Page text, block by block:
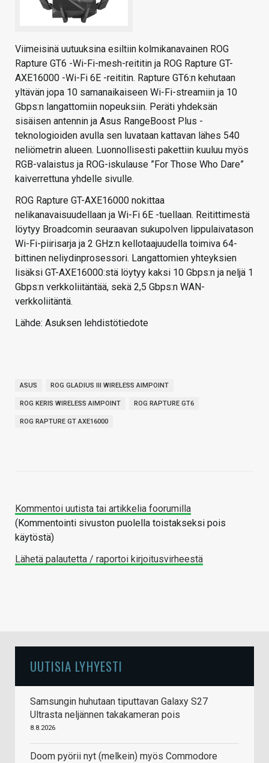
Viimeisinä uutuuksina esiltiin kolmikanavainen ROG
Rapture GT6 -Wi-Fi-mesh-reititin ja ROG Rapture GT-
AXE16000 -Wi-Fi 6E -reititin. Rapture GT6:n kehutaan
yltävän jopa 10 samanaikaiseen Wi-Fi-streamiin ja 10
Gbps:n langattomiin nopeuksiin. Peräti yhdeksän
sisäisen antennin ja Asus RangeBoost Plus -
teknologioiden avulla sen luvataan kattavan lähes 540
neliömetrin alueen. Luonnollisesti pakettiin kuuluu myös
RGB-valaistus ja ROG-iskulause ”For Those Who Dare”
kaiverrettuna yhdelle sivulle.
ROG Rapture GT-AXE16000 nokittaa
nelikanavaisuudellaan ja Wi-Fi 6E -tuellaan. Reitittimestä
löytyy Broadcomin seuraavan sukupolven lippulaivatason
Wi-Fi-piirisarja ja 2 GHz:n kellotaajuudella toimiva 64-
bittinen neliydinprosessori. Langattomien yhteyksien
lisäksi GT-AXE16000:stä löytyy kaksi 10 Gbps:n ja neljä 1
Gbps:n verkkoliitäntää, sekä 2,5 Gbps:n WAN-
verkkoliitäntä.
Lähde: Asuksen lehdistötiedote
ASUS ROG GLADIUS III WIRELESS AIMPOINT
ROG KERIS WIRELESS AIMPOINT ROG RAPTURE GT6
ROG RAPTURE GT AXE16000
Kommentoi uutista tai artikkelia foorumilla
(Kommentointi sivuston puolella toistakseksi pois
käytöstä)
Lähetä palautetta / raportoi kirjoitusvirheestä
UUTISIA LYHYESTI
Samsungin huhutaan tiputtavan Galaxy S27
Ultrasta neljännen takakameran pois
8.8.2026
Doom pyörii nyt (melkein) myös Commodore